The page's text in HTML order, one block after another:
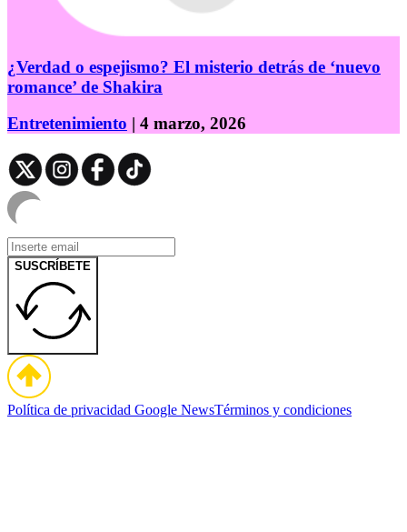
¿Verdad o espejismo? El misterio detrás de ‘nuevo
romance’ de Shakira
Entretenimiento | 4 marzo, 2026
SUSCRÍBETE
Política de privacidad Google NewsTérminos y condiciones